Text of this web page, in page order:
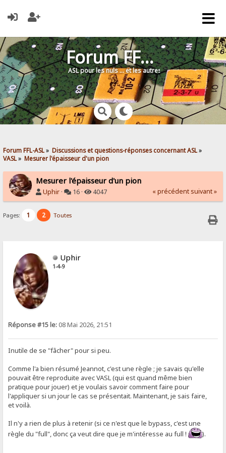
Forum FFL-ASL
ASL pour les nuls … et les autres !
Forum FFL-ASL» Discussions et questions-réponses concernant ASL»
VASL» Mesurer l'épaisseur d'un pion
Mesurer l'épaisseur d'un pion
Uphir · 16 · 4047 « précédent suivant »
Pages: 1 2 Toutes
Uphir
1-4-9
Réponse #15 le: 08 Mai 2026, 21:51
Inutile de se "fâcher" pour si peu.
Comme l'a bien résumé Jeannot, c'est une règle ; je savais qu'elle
pouvait être reproduite avec VASL (qui est quand même bien
pratique pour jouer) et je voulais savoir comment faire pour
l'appliquer si un jour le cas se présentait. Maintenant, je sais faire,
et voilà.
Il n'y a rien de plus à retenir (si ce n'est que le bypass, c'est une
règle du "full", donc ça veut dire que je m'intéresse au full !
).